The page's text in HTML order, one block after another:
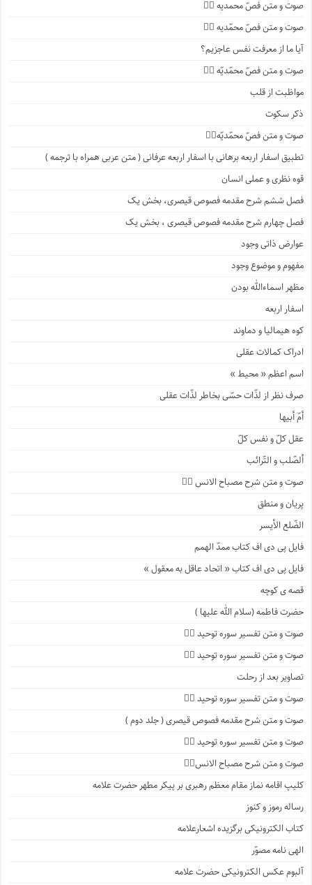
صوت و متن فصّ محمدیه ۴️⃣
صوت و متن فصّ محمّدیه ۳️⃣
آیا ما از معرفت نفس عاجزیم؟
صوت و متن فصّ محمّدیّه ۲️⃣
مواظبت از قلب
ذکر سکوت
صوت و متن فصّ محمّدیّه۱️⃣
تطبیق اسفار اربعه برهانی با اسفار اربعه عرفانی ( متن عربی همراه با ترجمه )
قوه نظری و عملی انسان
فصل ششم شرح مقدمه فصوص قیصری، بخش یک
فصل چهارم شرح مقدمه فصوص قیصری ، بخش یک
عوارض ذاتی وجود
مفهوم و موضوع وجود
مظهر اسماءالله بودن
اسفار اربعه
کوه هیمالیا و دماوند
ادراک کمالات عقلی
اسم اعظم « محیط »
صرف نظر از لذّات حسّی بخاطر لذّات عقلی
أمّ أبیها
عقل کلّ و نفس کلّ
ألصّلب و التّرائب
صوت و متن شرح مصباح الانس ۹️⃣
پریان و منطق
الضّلع الأیسر
فایل پی دی اف کتاب ممدّ الهمم
فایل پی دی اف کتاب « اتحاد عاقل به معقول »
قصه ی کوچه
حضرت فاطمه (سلام الله علیها )
صوت و متن تفسیر سوره توحید ۴️⃣
صوت و متن تفسیر سوره توحید ۳️⃣
تصاویر بعد از رحلت
صوت و متن تفسیر سوره توحید ۲️⃣
صوت و متن شرح مقدمه فصوص قیصری ( جلد دوم )
صوت و متن تفسیر سوره توحید ۱️⃣
صوت و متن شرح مصباح الانس۸⃣
کلیپ اقامه نماز مقام معظم رهبری بر پیکر مطهر حضرت علامه
رساله رموز و کنوز
کتاب الکترونیکی برگزیده اشعارعلامه
الهی نامه مصوّر
آلبوم عکس الکترونیکی حضرت علامه